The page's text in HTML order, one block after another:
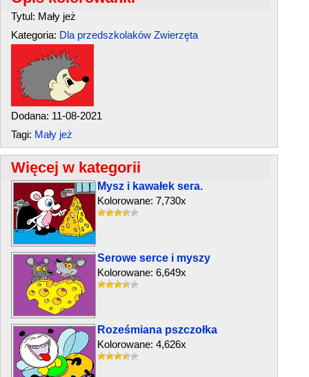
Tytul: Mały jeż
Kategoria: Dla przedszkolaków Zwierzęta
Dodana: 11-08-2021
Tagi: Mały jeż
Więcej w kategorii
Mysz i kawałek sera.
Kolorowane: 7,730x
Serowe serce i myszy
Kolorowane: 6,649x
Roześmiana pszczołka
Kolorowane: 4,626x